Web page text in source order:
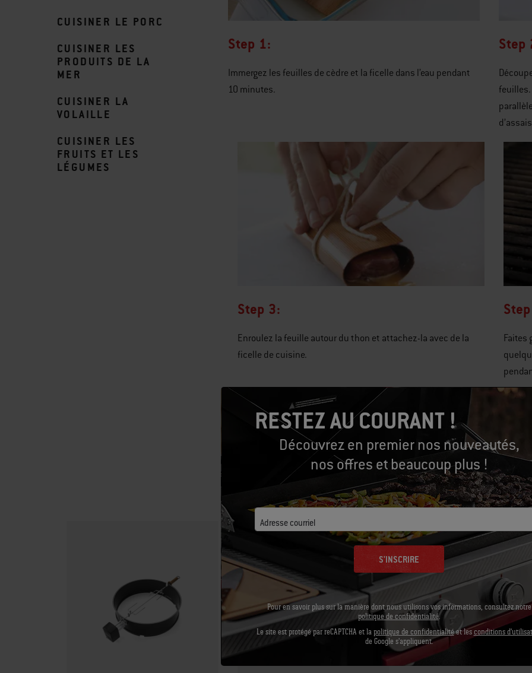
CUISINER LE PORC
CUISINER LES
PRODUITS DE LA
MER
CUISINER LA
VOLAILLE
CUISINER LES
FRUITS ET LES
LÉGUMES
Step 1:
Immergez les feuilles de cèdre et la ficelle dans l’eau pendant
10 minutes.
Step
Step 3:
Enroulez la feuille autour du thon et attachez-la avec de la
ficelle de cuisine.
Faites
Let's Gear up
Outils conseillés
RESTEZ AU COURANT !
Découvrez en premier nos nouveautés,
nos offres et beaucoup plus !
Adresse courriel
S'INSCRIRE
Pour en savoir plus sur la manière dont nous utilisons vos informations, consultez notre
politique de confidentialité.
Le site est protégé par reCAPTCHA et la politique de confidentialitéet les conditions
de Google s'appliquent.